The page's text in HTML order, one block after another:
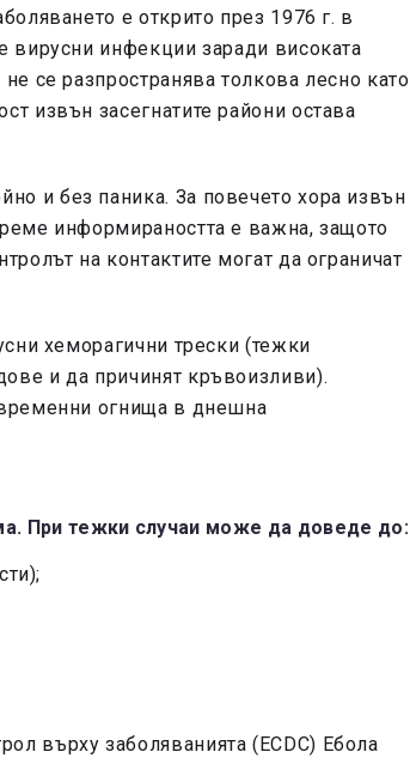
е открито през 1976 г. в
вирусни инфекции заради високата
се разпространява толкова лесно като
извън засегнатите райони остава
и без паника. За повечето хора извън
информираността е важна, защото
на контактите могат да ограничат
хеморагични трески (тежки
и да причинят кръвоизливи).
огнища в днешна
При тежки случаи може да доведе до:
върху заболяванията (ECDC) Ебола